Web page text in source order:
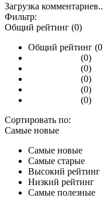
Загрузка
Фильтр:
Общий рейтинг (0)
Общий рейтинг
(0)
(0)
(0)
(0)
(0)
Сортировать по:
Самые новые
Самые новые
Самые старые
Высокий рейтинг
Низкий рейтинг
Самые полезные